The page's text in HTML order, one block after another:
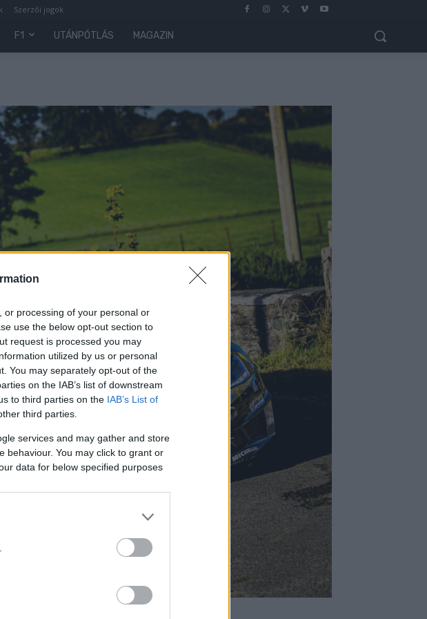
or processing of your personal or
use the below opt-out section to
request is processed you may
utilized by us or personal
You may separately opt-out of the
on the IAB’s list of downstream
to third parties on the IAB’s List of
third parties.
services and may gather and store
behaviour. You may click to grant or
data for below specified purposes
Szerzői jogok
F1 UTÁNPÓTLÁS MAGAZIN
idén